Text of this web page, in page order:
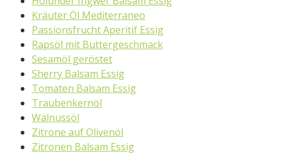
Kräuter Öl Mediterraneo
Passionsfrucht Aperitif Essig
Rapsöl mit Buttergeschmack
Sesamöl geröstet
Sherry Balsam Essig
Tomaten Balsam Essig
Traubenkernöl
Walnussöl
Zitrone auf Olivenöl
Zitronen Balsam Essig